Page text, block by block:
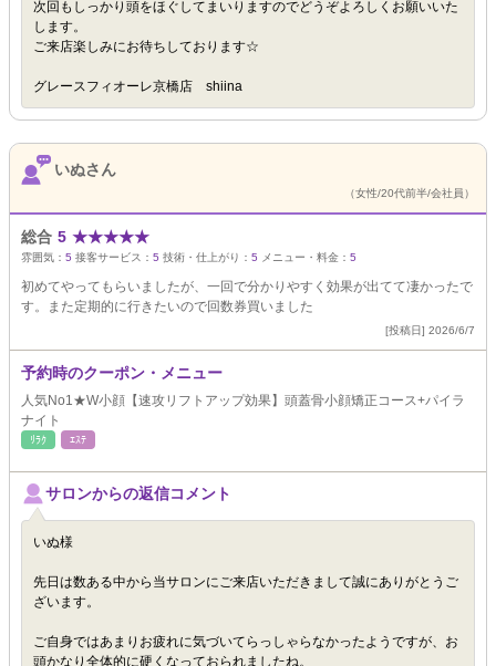
次回もしっかり頭をほぐしてまいりますのでどうぞよろしくお願いいた
します。
ご来店楽しみにお待ちしております☆
グレースフィオーレ京橋店 shiina
いぬさん
（女性/20代前半/会社員）
総合 5 ★★★★★
雰囲気： 5 接客サービス： 5 技術・仕上がり： 5 メニュー・料金： 5
初めてやってもらいましたが、一回で分かりやすく効果が出てて凄かったで
す。また定期的に行きたいので回数券買いました
[投稿日] 2026/6/7
予約時のクーポン・メニュー
人気No1★W小顔【速攻リフトアップ効果】頭蓋骨小顔矯正コース+パイラ
ナイト
ﾘﾗｸ ｴｽﾃ
サロンからの返信コメント
いぬ様
先日は数ある中から当サロンにご来店いただきまして誠にありがとうご
ざいます。
ご自身ではあまりお疲れに気づいてらっしゃらなかったようですが、お
頭かなり全体的に硬くなっておられましたね。